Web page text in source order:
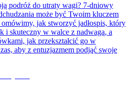
podróż do utraty wagi? 7-dniowy
może być Twoim kluczem
jak stworzyć jadłospis, który
i skuteczny w walce z nadwagą, a
jak przekształcić go w
aby z entuzjazmem podjąć swoje